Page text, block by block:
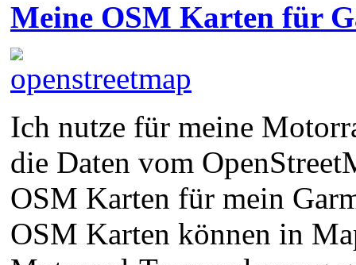
Meine OSM Karten für
Ich nutze für meine
die Daten vom
OSM Karten für mein
OSM Karten können in